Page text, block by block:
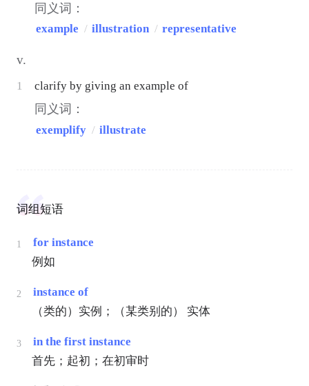
同义词：
example / illustration / representative
v.
1 clarify by giving an example of
同义词：
exemplify / illustrate
词组短语
1
for instance
例如
2
instance of
（类的）实例；（某类别的） 实体
3
in the first instance
首先；起初；在初审时